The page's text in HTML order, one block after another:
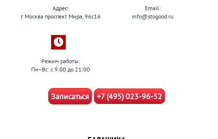
Адрес:
г. Москва проспект Мира, 96с16
Email:
info@stogood.ru
Режим работы:
Пн–Вс: с 9:00 до 21:00
Записаться +7 (495) 023-96-52